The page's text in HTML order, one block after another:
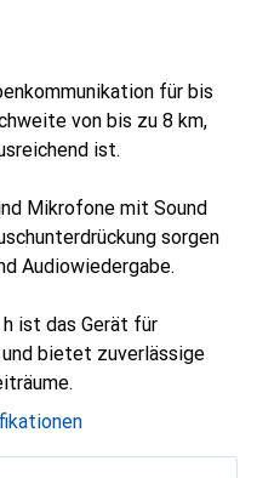
für bis
von bis zu 8 km,
ist.
Mikrofone mit Sound
sorgen
Audiowiedergabe.
ist das Gerät für
bietet zuverlässige